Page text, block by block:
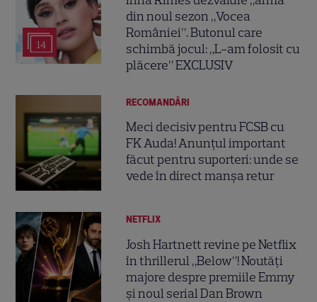
14
din noul sezon „Vocea
României”. Butonul care
schimbă jocul: „L-am folosit cu
plăcere” EXCLUSIV
RECOMANDĂRI
Meci decisiv pentru FCSB cu
FK Auda! Anunțul important
făcut pentru suporteri: unde se
vede în direct manșa retur
NETFLIX
Josh Hartnett revine pe Netflix
în thrillerul „Below”! Noutăți
majore despre premiile Emmy
și noul serial Dan Brown